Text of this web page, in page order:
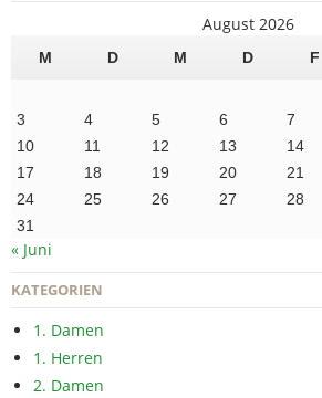
August 2026
M D M D F
3
4 5 6 7
10
11 12 13 14
17
18 19 20 21
24
25 26 27 28
31
« Juni
KATEGORIEN
1. Damen
1. Herren
2. Damen